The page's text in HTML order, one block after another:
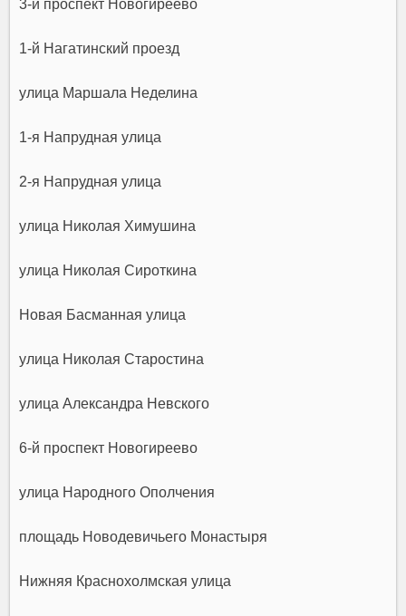
3-й проспект Новогиреево
1-й Нагатинский проезд
улица Маршала Неделина
1-я Напрудная улица
2-я Напрудная улица
улица Николая Химушина
улица Николая Сироткина
Новая Басманная улица
улица Николая Старостина
улица Александра Невского
6-й проспект Новогиреево
улица Народного Ополчения
площадь Новодевичьего Монастыря
Нижняя Краснохолмская улица